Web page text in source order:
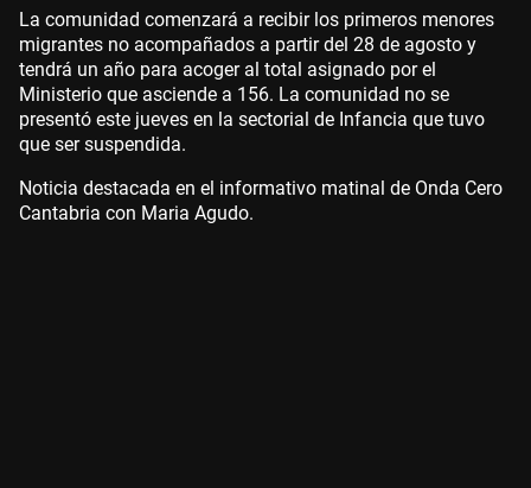
La comunidad comenzará a recibir los primeros menores
migrantes no acompañados a partir del 28 de agosto y
tendrá un año para acoger al total asignado por el
Ministerio que asciende a 156. La comunidad no se
presentó este jueves en la sectorial de Infancia que tuvo
que ser suspendida.
Noticia destacada en el informativo matinal de Onda Cero
Cantabria con Maria Agudo.